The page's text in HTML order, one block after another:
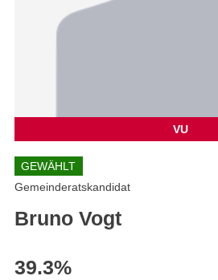
VU
GEWÄHLT
Gemeinderatskandidat
Bruno Vogt
39.3%